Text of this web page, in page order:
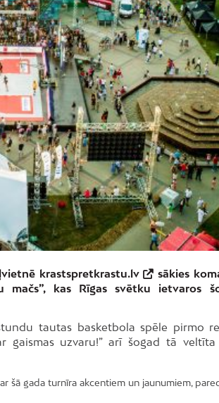
krastspretkrastu.lv
sākies
mačs”, kas Rīgas svētku ietvaros
tautas basketbola spēle pirmo
gaismas uzvaru!” arī šogad tā
gada turnīra akcentiem un jaunumiem,